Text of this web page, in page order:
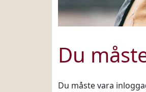
Du
Du måste vara